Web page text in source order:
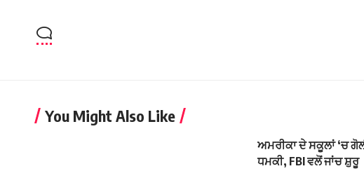
You Might Also Like
ਅਮਰੀਕਾ ਦੇ ਸਕੂਲਾਂ ‘ਚ
ਧਮਕੀ, FBI ਵਲੋਂ ਜਾਂਚ ਸ਼ੁਰੂ